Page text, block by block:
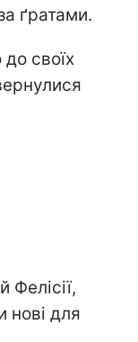
ґратами.
своїх
Фелісії,
нові для